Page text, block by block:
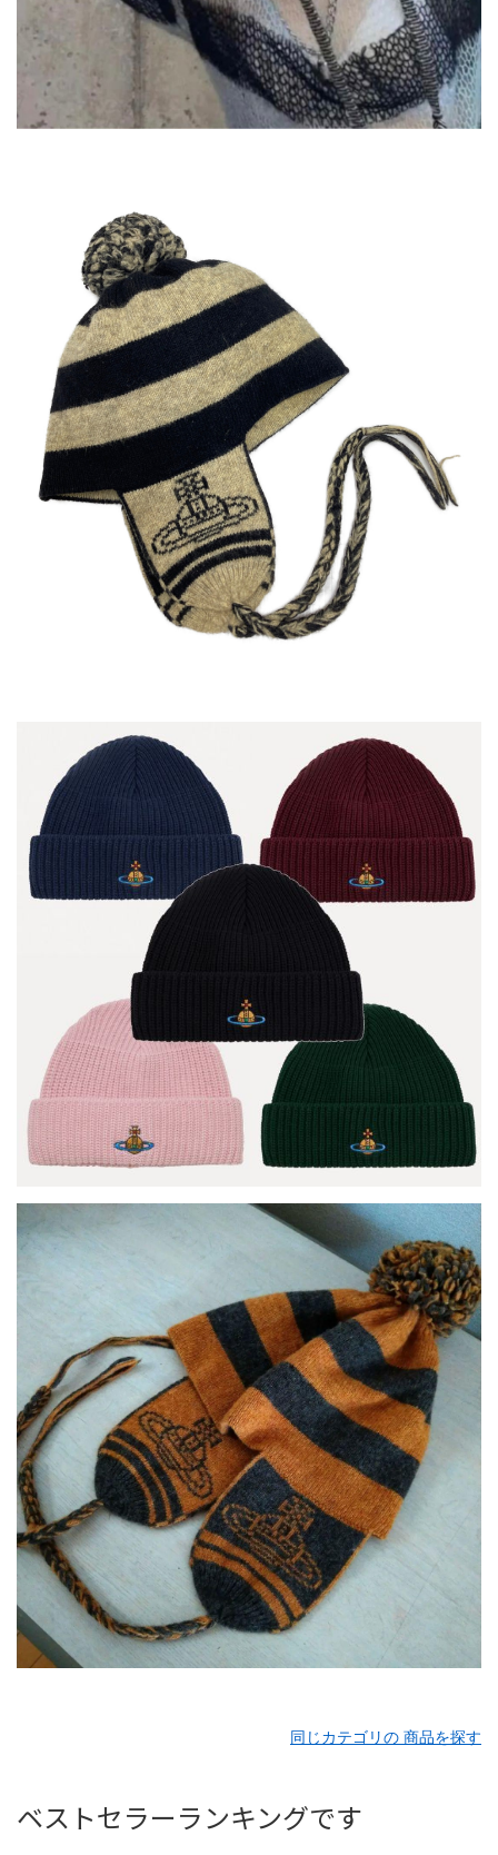
同じカテゴリの 商品を探す
ベストセラーランキングです